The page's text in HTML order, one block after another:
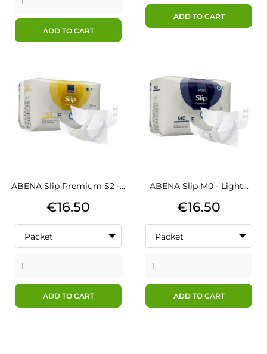
ADD TO CART
ADD TO CART
ABENA Slip Premium S2 -...
Price
€16.50
Packet
ADD TO CART
ABENA Slip M0 - Light...
Price
€16.50
Packet
ADD TO CART